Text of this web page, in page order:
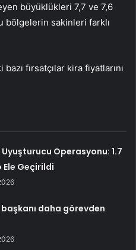
büyüklükleri 7,7 ve 7,6
bölgelerin sakinleri farklı
fırsatçılar kira fiyatlarını
Uyuşturucu Operasyonu: 1.7
Ele Geçirildi
başkanı daha görevden